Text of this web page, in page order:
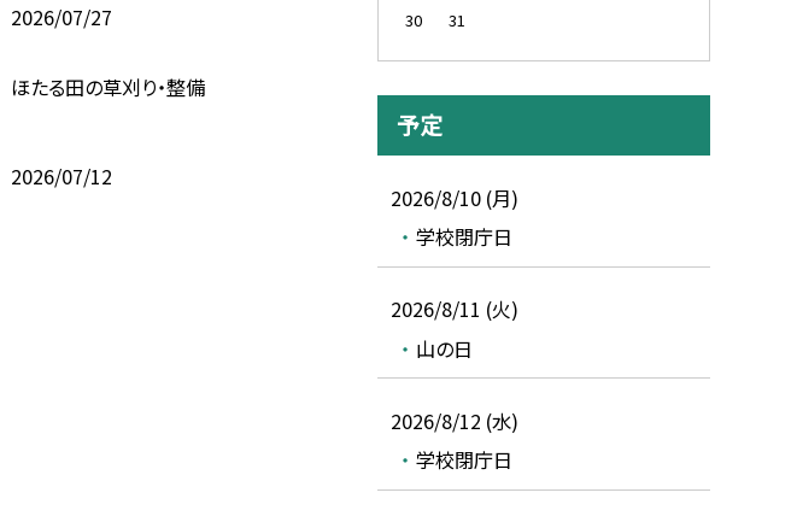
2026/07/27
ほたる田の草刈り・整備
2026/07/12
30
31
予定
2026/8/10 (月)
学校閉庁日
2026/8/11 (火)
山の日
2026/8/12 (水)
学校閉庁日